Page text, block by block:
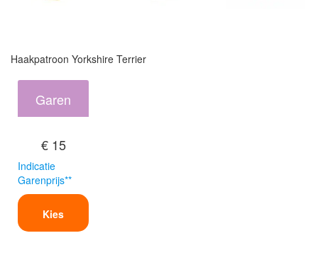
Haakpatroon Yorkshire Terrier
Garen
€ 15
Indicatie
Garenprijs**
Kies